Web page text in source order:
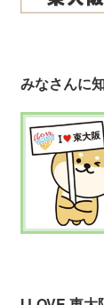
みなさんに